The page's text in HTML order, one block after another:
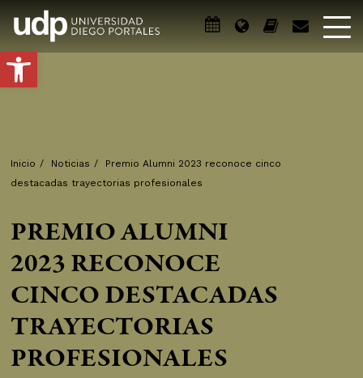
Abrir barra de herramientas
Inicio / Noticias /
Premio Alumni 2023 reconoce cinco
destacadas trayectorias profesionales
PREMIO ALUMNI
2023 RECONOCE
CINCO DESTACADAS
TRAYECTORIAS
PROFESIONALES